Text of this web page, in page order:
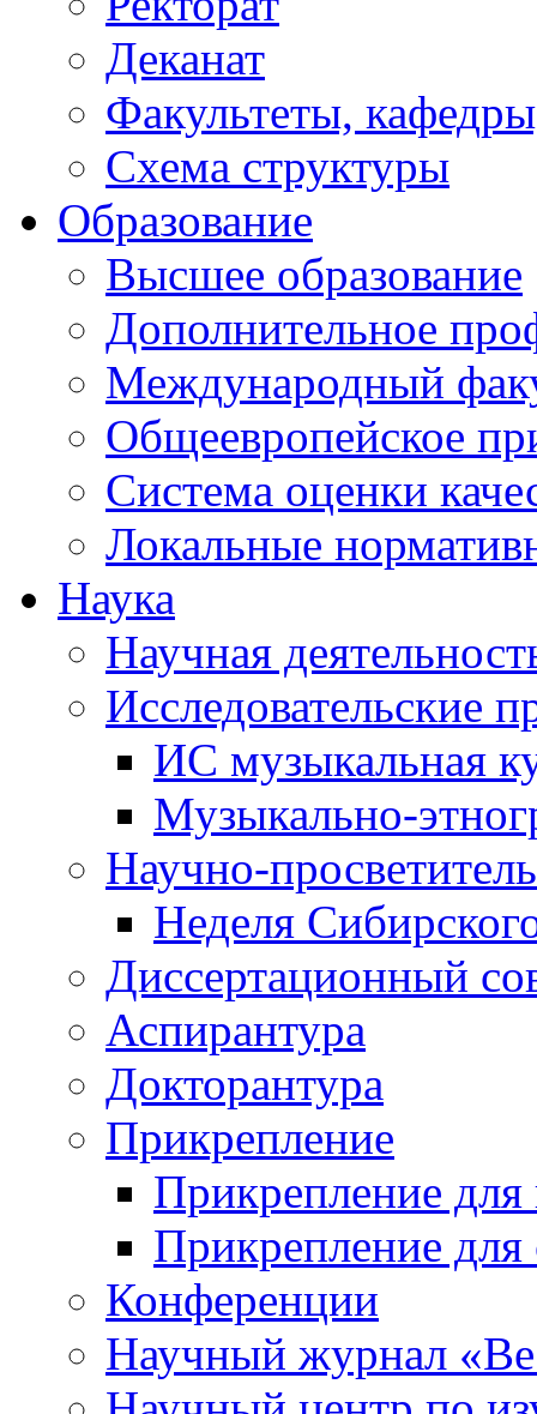
Деканат
Факультеты,
Схема структуры
Образование
Высшее образование
Дополнительное
Международный
Общеевропейское
Система оценки
Локальные
Наука
Научная
Исследовательские
ИС музыкальная
Музыкально-
Научно-
Неделя
Диссертационный
Аспирантура
Докторантура
Прикрепление
Прикрепление для
Прикрепление для
Конференции
Научный журнал